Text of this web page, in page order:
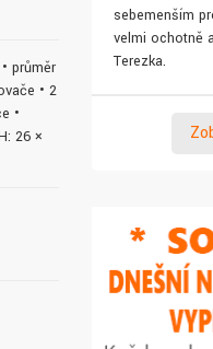
průměr
• 2
•
26 ×
sebemenším
velmi ochotně
Terezka.